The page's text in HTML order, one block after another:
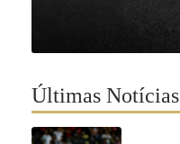
Últimas Notícias